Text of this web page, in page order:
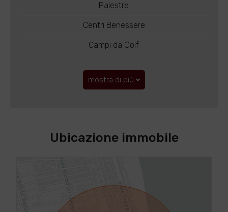
Palestre
Centri Benessere
Campi da Golf
mostra di più
Ubicazione immobile